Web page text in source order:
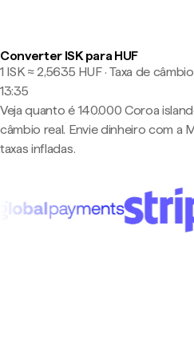
Converter ISK para HUF
1 ISK ≈ 2,5635 HUF · Taxa de
13:35
Veja quanto é 140.000 Coroa
câmbio real. Envie dinheiro com
taxas infladas.